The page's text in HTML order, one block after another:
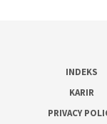
INDEKS
KARIR
PRIVACY